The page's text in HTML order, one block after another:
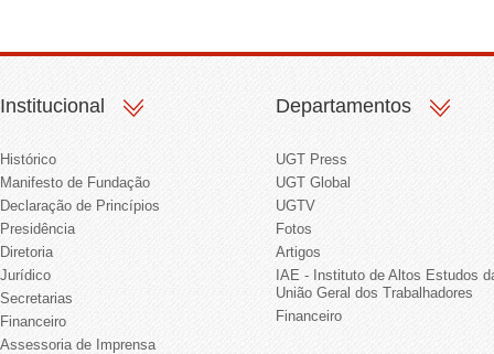
Institucional
Histórico
Manifesto de Fundação
Declaração de Princípios
Presidência
Diretoria
Jurídico
Secretarias
Financeiro
Assessoria de Imprensa
Departamentos
UGT Press
UGT Global
UGTV
Fotos
Artigos
IAE - Instituto de Altos Estudos
União Geral dos Trabalhadores
Financeiro